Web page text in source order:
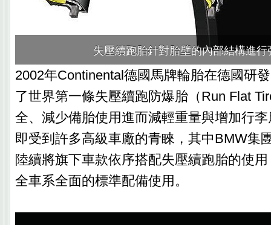
失壓續跑胎針對胎壁的內部結構進行
2002年Continental德國馬牌輪胎在德國研
了世界第一條失壓續跑防爆胎（Run Flat
全、減少備胎使用進而減輕重量與增加行
即受到許多高級車廠的青睞，其中BMW集
陸續將旗下車款依序搭配失壓續跑胎的使
全車系全面的標準配備使用。